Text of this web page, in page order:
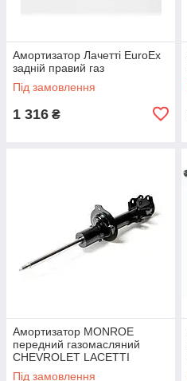
Амортизатор Лачетті EuroEx
задній правий газ
Під замовлення
1 316 ₴
Амортизатор MONROE
передний газомасляний
CHEVROLET LACETTI
Під замовлення